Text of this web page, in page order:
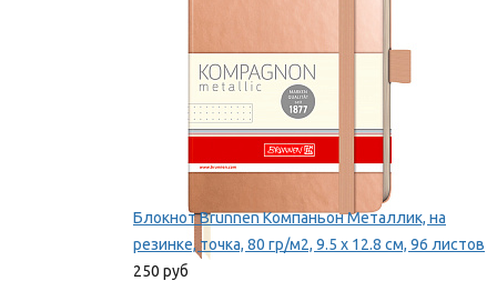
Блокнот Brunnen Компаньон Металлик, на
резинке, точка, 80 гр/м2, 9.5 х 12.8 см, 96 листов
250 руб